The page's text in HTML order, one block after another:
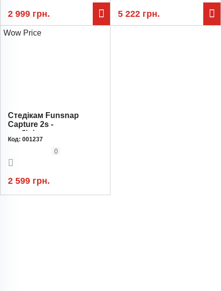
2 999 грн. 5 222 грн.
Wow Price
Стедікам Funsnap
Capture 2s -
стабілізатор для
смартфонів та
відеозйомки
Код: 001237
0
2 599 грн.